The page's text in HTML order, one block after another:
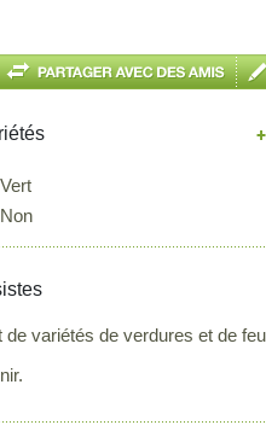
Vert
Non
de variétés de verdures et de